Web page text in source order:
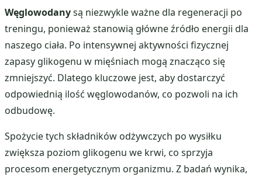
Węglowodanysą niezwykle ważne dla regeneracji po
treningu, ponieważ stanowią główne źródło energii dla
naszego ciała. Po intensywnej aktywności fizycznej
zapasy glikogenu w mięśniach mogą znacząco się
zmniejszyć. Dlatego kluczowe jest, aby dostarczyć
odpowiednią ilość węglowodanów, co pozwoli na ich
odbudowę.
Spożycie tych składników odżywczych po wysiłku
zwiększa poziom glikogenu we krwi, co sprzyja
procesom energetycznym organizmu. Z badań wynika,